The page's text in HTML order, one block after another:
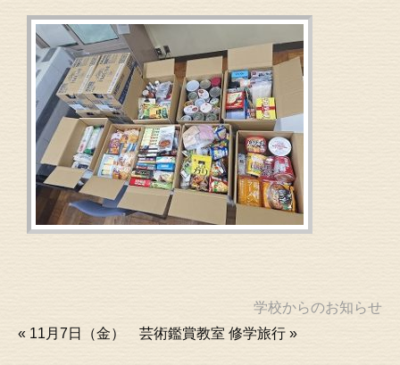
学校からのお知らせ
« 11月7日（金） 芸術鑑賞教室 修学旅行 »